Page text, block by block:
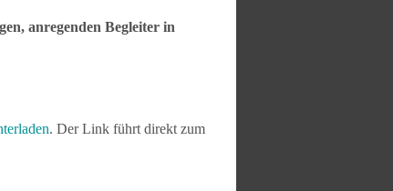
anregenden Begleiter in
. Der Link führt direkt zum